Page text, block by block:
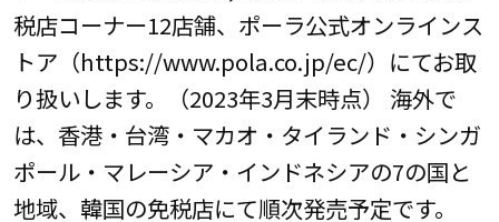
税店コーナー12店舗、ポーラ公式オンラインス
トア（https://www.pola.co.jp/ec/）にてお取
り扱いします。（2023年3月末時点） 海外で
は、香港・台湾・マカオ・タイランド・シンガ
ポール・マレーシア・インドネシアの7の国と
地域、韓国の免税店にて順次発売予定です。